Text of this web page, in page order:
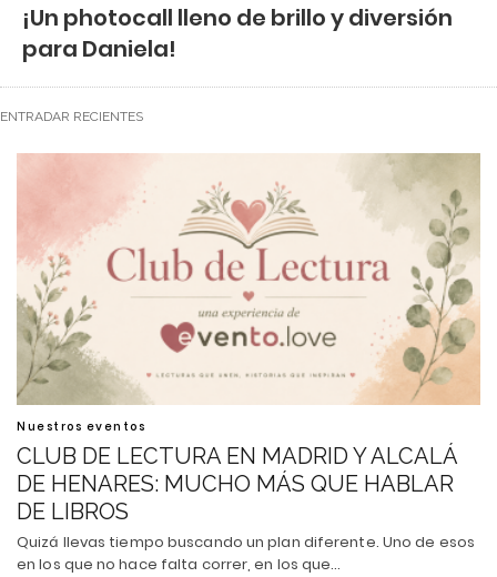
¡Un photocall lleno de brillo y diversión
para Daniela!
ENTRADAR RECIENTES
Nuestros eventos
CLUB DE LECTURA EN MADRID Y ALCALÁ
DE HENARES: MUCHO MÁS QUE HABLAR
DE LIBROS
Quizá llevas tiempo buscando un plan diferente. Uno de esos
en los que no hace falta correr, en los que…